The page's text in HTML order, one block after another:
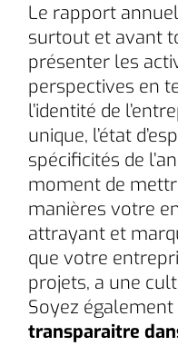
Le rapport
surtout et avant
présenter les
perspectives en
l’identité de
unique, l’état
spécificités de
moment de
manières votre
attrayant et
que votre
projets, a une
Soyez
transparaitre